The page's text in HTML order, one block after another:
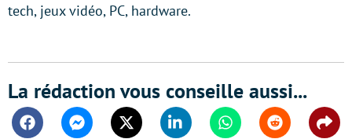
tech, jeux vidéo, PC, hardware.
La rédaction vous conseille aussi...
FacebookMessengerTwitter Linkedin WhatsappReddit